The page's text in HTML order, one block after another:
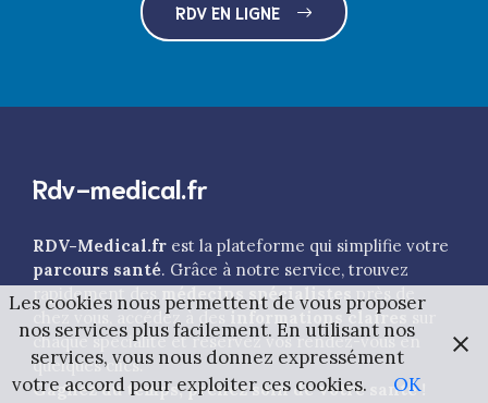
RDV EN LIGNE
Rdv-medical.fr
RDV-Medical.fr est la plateforme qui simplifie votre
parcours santé. Grâce à notre service, trouvez
rapidement des
médecins spécialistes
chez vous, accédez à des
informations claires
chaque spécialité et réservez vos rendez-vous en
quelques clics.
Gagnez du temps, prenez soin de votre santé !
Les cookies nous permettent de vous proposer
nos services plus facilement. En utilisant nos
services, vous nous donnez expressément
votre accord pour exploiter ces cookies.
OK